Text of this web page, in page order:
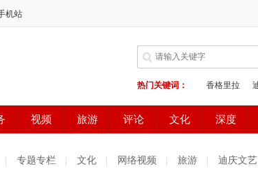
专题专栏 文化 网络视频 旅游 迪庆文艺